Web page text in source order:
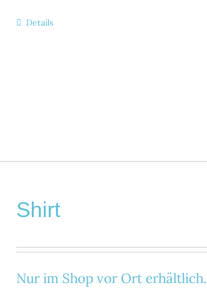
Details
Shirt
Nur im Shop vor Ort erhältlich.